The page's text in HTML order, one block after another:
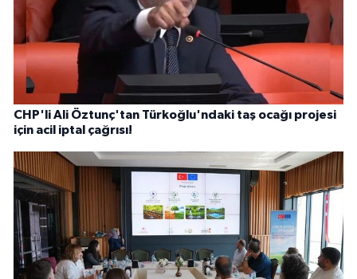
CHP'li Ali Öztunç'tan Türkoğlu'ndaki taş ocağı projesi
için acil iptal çağrısı!